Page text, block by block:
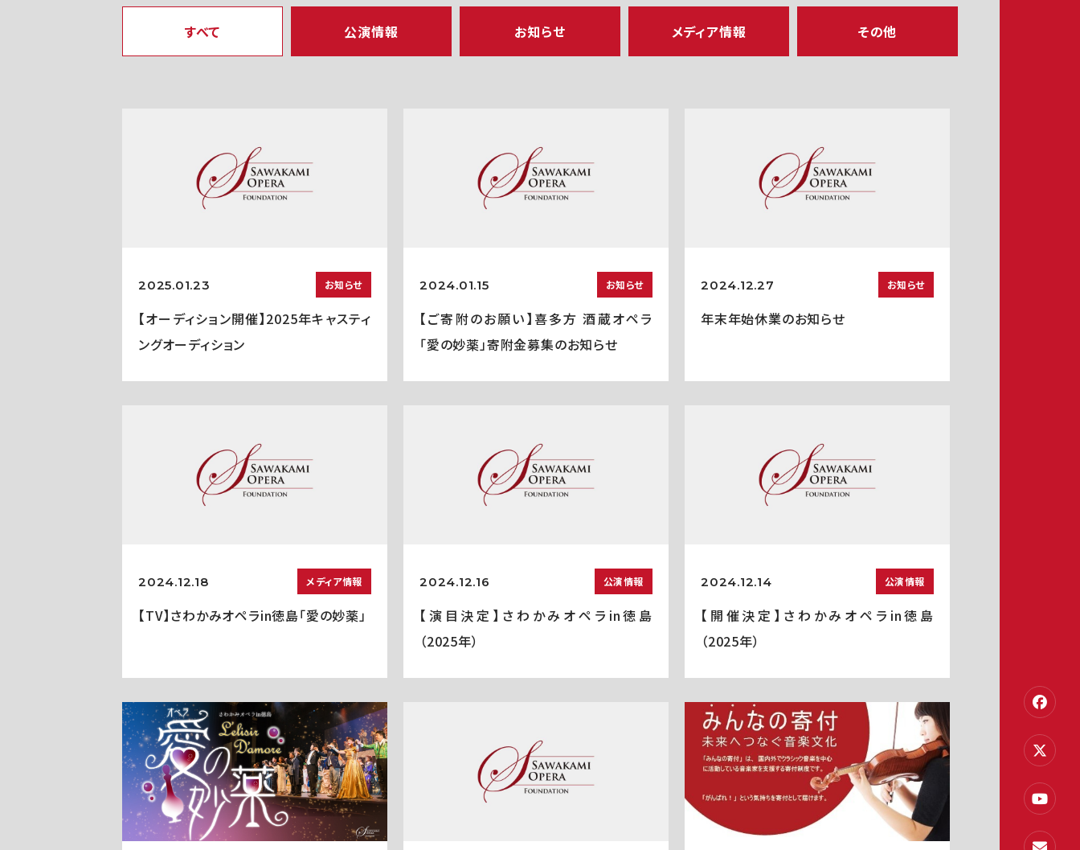
すべて 公演情報 お知らせ メディア情報 その他
2025.01.23 お知らせ
【オーディション開催】2025年キャスティ
ングオーディション
2024.01.15 お知らせ
【ご寄附のお願い】喜多方 酒蔵オペラ
「愛の妙薬」寄附金募集のお知らせ
2024.12.27 お知らせ
年末年始休業のお知らせ
2024.12.18 メディア情報
【TV】さわかみオペラin徳島「愛の妙薬」
2024.12.16 公演情報
【演目決定】さわかみオペラin徳島
（2025年）
2024.12.14 公演情報
【開催決定】さわかみオペラin徳島
（2025年）